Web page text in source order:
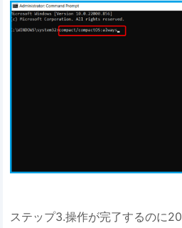
ステップ3.操作が完了するのに